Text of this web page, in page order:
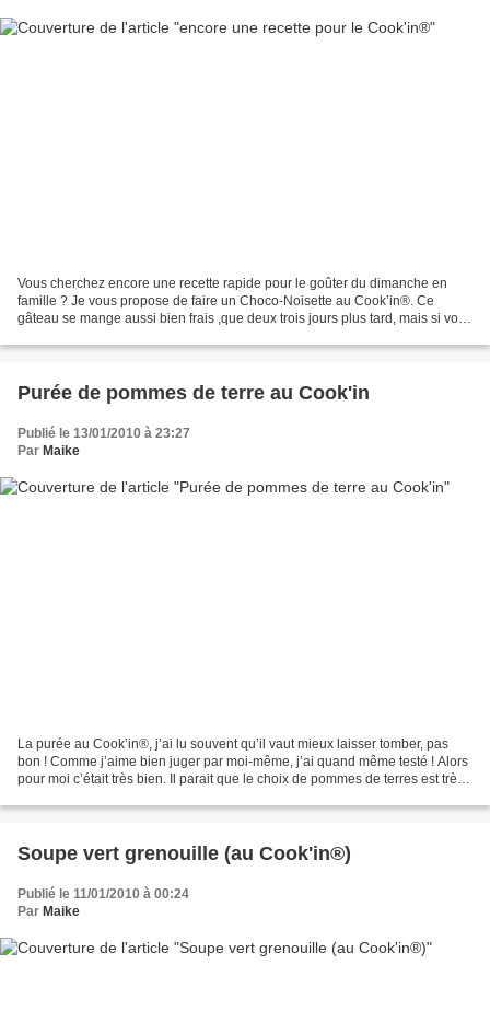
Vous cherchez encore une recette rapide pour le goûter du dimanche en
famille ? Je vous propose de faire un Choco-Noisette au Cook’in®. Ce
gâteau se mange aussi bien frais ,que deux trois jours plus tard, mais si vous
Purée de pommes de terre au Cook'in
Publié le 13/01/2010 à 23:27
Par Maike
La purée au Cook’in®, j’ai lu souvent qu’il vaut mieux laisser tomber, pas
bon ! Comme j’aime bien juger par moi-même, j’ai quand même testé ! Alors
pour moi c’était très bien. Il parait que le choix de pommes de terres est très
Soupe vert grenouille (au Cook'in®)
Publié le 11/01/2010 à 00:24
Par Maike